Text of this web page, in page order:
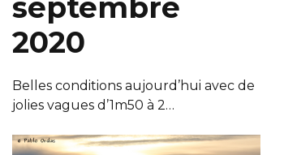
septembre
2020
Belles conditions aujourd’hui avec de
jolies vagues d’1m50 à 2…